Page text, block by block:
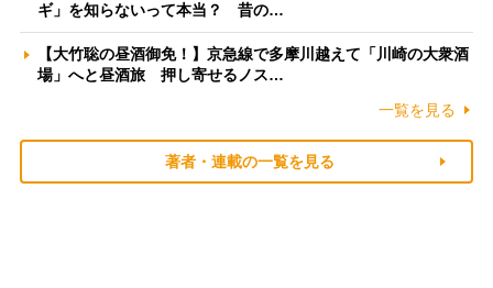
ギ」を知らないって本当？ 昔の…
【大竹聡の昼酒御免！】京急線で多摩川越えて「川崎の大衆酒
場」へと昼酒旅 押し寄せるノス…
一覧を見る
著者・連載の一覧を見る